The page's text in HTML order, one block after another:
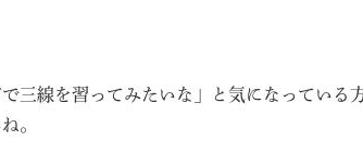
三線を習ってみたいな」と気になっている
。